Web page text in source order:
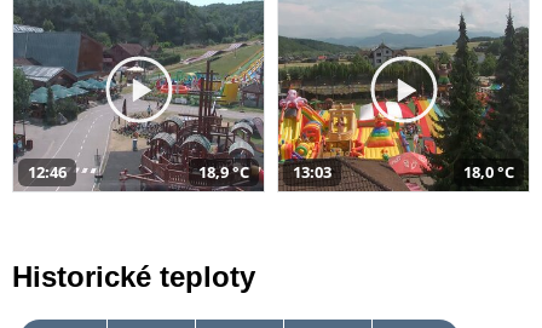
12:46 18,9 °C 13:03 18,0 °C
Historické teploty